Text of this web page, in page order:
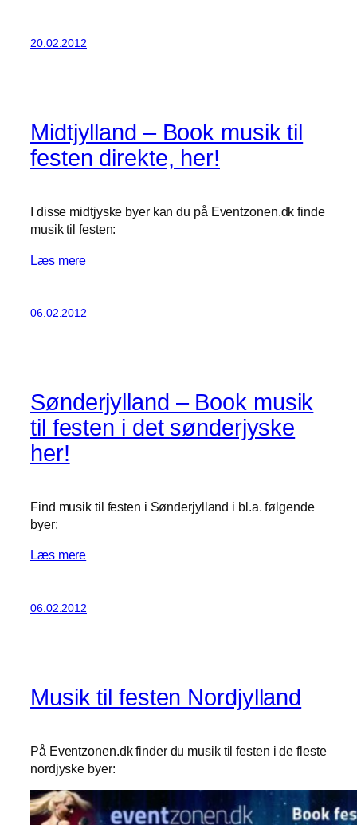
20.02.2012
Midtjylland – Book musik til
festen direkte, her!
I disse midtjyske byer kan du på Eventzonen.dk finde
musik til festen:
Læs mere
06.02.2012
Sønderjylland – Book musik
til festen i det sønderjyske
her!
Find musik til festen i Sønderjylland i bl.a. følgende
byer:
Læs mere
06.02.2012
Musik til festen Nordjylland
På Eventzonen.dk finder du musik til festen i de fleste
nordjyske byer: